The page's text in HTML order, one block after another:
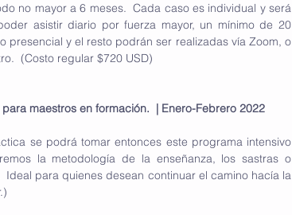
no mayor a 6 meses.  Cada caso es individual y será
asistir diario por fuerza mayor, un mínimo de 20
presencial y el resto podrán ser realizadas vía Zoom, o
(Costo regular $720 USD)
maestros en formación.  | Enero-Febrero 2022
se podrá tomar entonces este programa intensivo
la metodología de la enseñanza, los sastras o
Ideal para quienes desean continuar el camino hacía la